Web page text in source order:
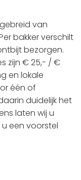
van
bakker verschilt
bezorgen.
zijn € 25,- / €
en lokale
één of
duidelijk het
laten wij u
een voorstel